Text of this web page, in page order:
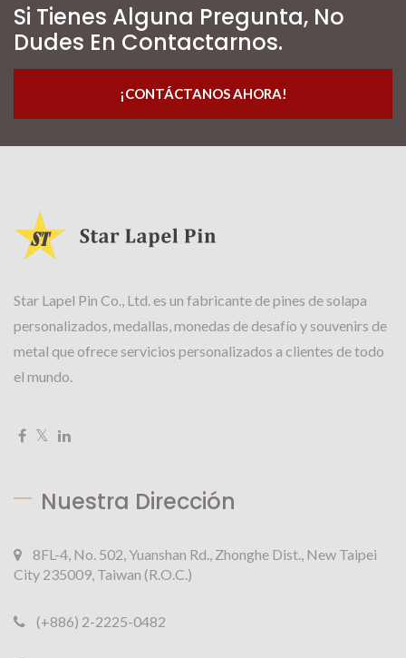
Si Tienes Alguna Pregunta, No
Dudes En Contactarnos.
¡CONTÁCTANOS AHORA!
Star Lapel Pin Co., Ltd. es un fabricante de pines de solapa
personalizados, medallas, monedas de desafío y souvenirs de
metal que ofrece servicios personalizados a clientes de todo
el mundo.
Nuestra Dirección
8FL-4, No. 502, Yuanshan Rd., Zhonghe Dist., New Taipei
City 235009, Taiwan (R.O.C.)
(+886) 2-2225-0482